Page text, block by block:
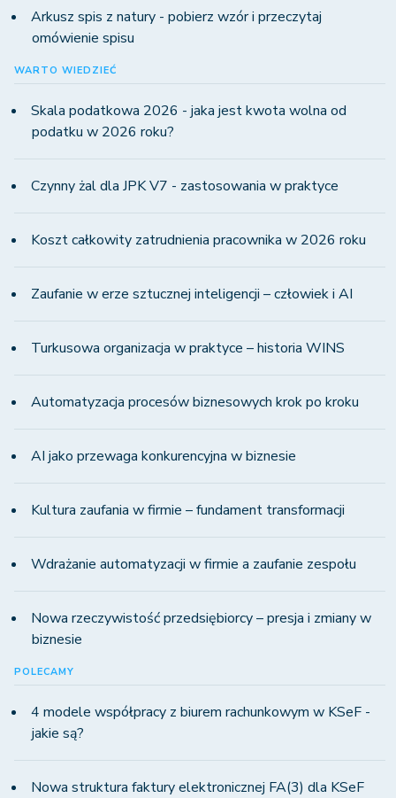
Arkusz spis z natury - pobierz wzór i przeczytaj
omówienie spisu
WARTO WIEDZIEĆ
Skala podatkowa 2026 - jaka jest kwota wolna od
podatku w 2026 roku?
Czynny żal dla JPK V7 - zastosowania w praktyce
Koszt całkowity zatrudnienia pracownika w 2026 roku
Zaufanie w erze sztucznej inteligencji – człowiek i AI
Turkusowa organizacja w praktyce – historia WINS
Automatyzacja procesów biznesowych krok po kroku
AI jako przewaga konkurencyjna w biznesie
Kultura zaufania w firmie – fundament transformacji
Wdrażanie automatyzacji w firmie a zaufanie zespołu
Nowa rzeczywistość przedsiębiorcy – presja i zmiany w
biznesie
POLECAMY
4 modele współpracy z biurem rachunkowym w KSeF -
jakie są?
Nowa struktura faktury elektronicznej FA(3) dla KSeF